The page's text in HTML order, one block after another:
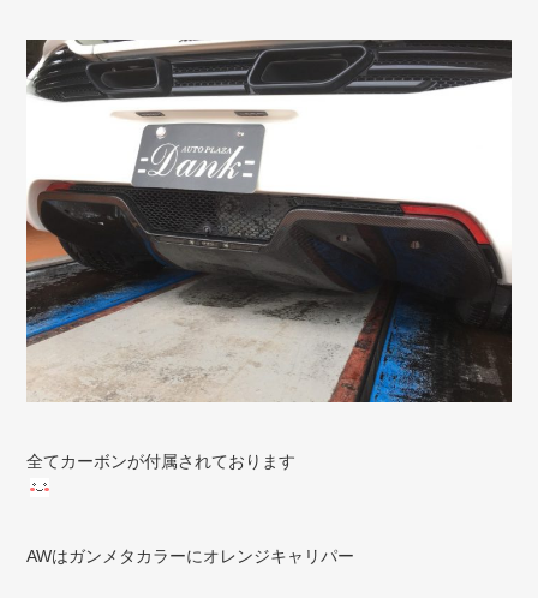
全てカーボンが付属されております
AWはガンメタカラーにオレンジキャリパー